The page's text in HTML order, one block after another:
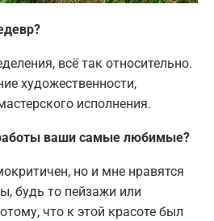
всё так относительно.
художественности,
исполнения.
ваши самые любимые?
но и мне нравятся
будь то пейзажи или
что к этой красоте был